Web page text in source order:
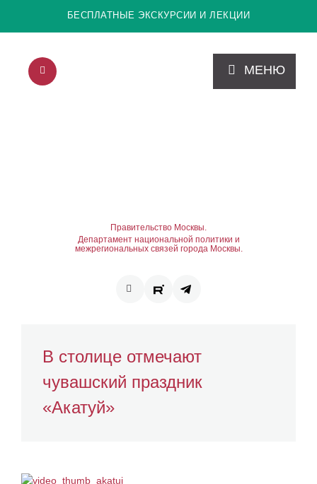
БЕСПЛАТНЫЕ ЭКСКУРСИИ И ЛЕКЦИИ
МЕНЮ
Правительство Москвы.
Департамент национальной политики и
межрегиональных связей города Москвы.
В столице отмечают
чувашский праздник
«Акатуй»